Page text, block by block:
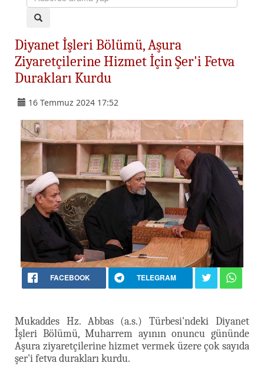
Diyanet İşleri Bölümü, Aşura
Ziyaretçilerine Hizmet İçin Şer'i Fetva
Durakları Kurdu
16 Temmuz 2024 17:52
FACEBOOK TELEGRAM
Mukaddes Hz. Abbas (a.s.) Türbesi'ndeki Diyanet
İşleri Bölümü, Muharrem ayının onuncu gününde
Aşura ziyaretçilerine hizmet vermek üzere çok sayıda
şer'i fetva durakları kurdu.